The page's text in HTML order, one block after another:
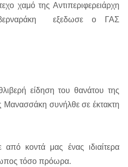
χαμό της Αντιπεριφερειάρχη
εξεδωσε ο ΓΑΣ
είδηση του θανάτου της
Μανασσάκη συνήλθε σε έκτακτη
κοντά μας ένας ιδιαίτερα
τόσο πρόωρα.